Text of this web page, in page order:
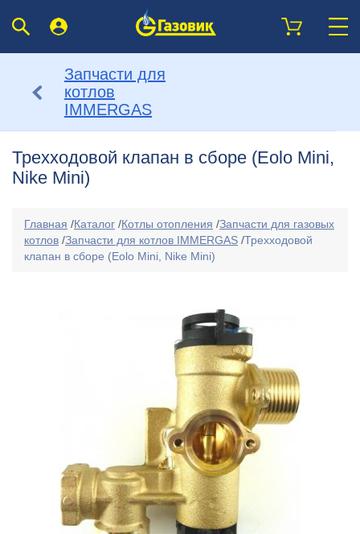
Запчасти для
котлов
IMMERGAS
Трехходовой клапан в сборе (Eolo Mini,
Nike Mini)
Главная /Каталог /Котлы отопления /Запчасти для газовых
котлов /Запчасти для котлов IMMERGAS /Трехходовой
клапан в сборе (Eolo Mini, Nike Mini)